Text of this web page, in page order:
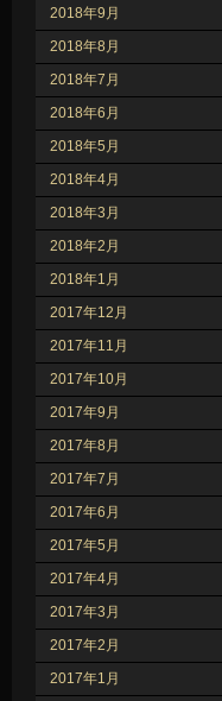
2018年9月
2018年8月
2018年7月
2018年6月
2018年5月
2018年4月
2018年3月
2018年2月
2018年1月
2017年12月
2017年11月
2017年10月
2017年9月
2017年8月
2017年7月
2017年6月
2017年5月
2017年4月
2017年3月
2017年2月
2017年1月